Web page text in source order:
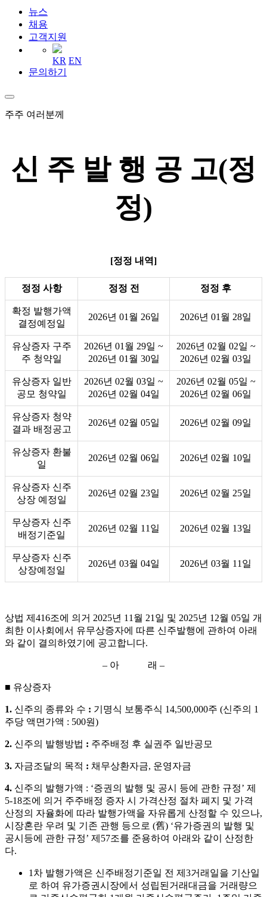
뉴스
채용
고객지원
KR EN
문의하기
주주 여러분께
신 주 발 행 공 고(정
정)
[정정 내역]
정정 사항 정정 전 정정 후
확정 발행가액
결정예정일
2026년 01월 26일 2026년 01월 28일
유상증자 구주
주 청약일
2026년 01월 29일 ~
2026년 01월 30일
2026년 02월 02일 ~
2026년 02월 03일
유상증자 일반
공모 청약일
2026년 02월 03일 ~
2026년 02월 04일
2026년 02월 05일 ~
2026년 02월 06일
유상증자 청약
결과 배정공고
2026년 02월 05일 2026년 02월 09일
유상증자 환불
일
2026년 02월 06일 2026년 02월 10일
유상증자 신주
상장 예정일
2026년 02월 23일 2026년 02월 25일
무상증자 신주
배정기준일
2026년 02월 11일 2026년 02월 13일
무상증자 신주
상장예정일
2026년 03월 04일 2026년 03월 11일
상법 제 416조에 의거 2025년 11 월 21 일 및 2025년 12월 05일 개
최한 이사회에서 유무상증자에 따른 신주발행에 관하여 아래
와 같이 결의하였기에 공고합니다.
– 아 래 –
■ 유상증자
1. 신주의 종류와 수 : 기명식 보통주식 14,500,000주 (신주의 1
주당 액면가액 : 500원)
2. 신주의 발행방법 : 주주배정 후 실권주 일반공모
3. 자금조달의 목적 : 채무상환자금, 운영자금
4. 신주의 발행가액 : ‘증권의 발행 및 공시 등에 관한 규정’ 제
5-18조에 의거 주주배정 증자 시 가격산정 절차 폐지 및 가격
산정의 자율화에 따라 발행가액을 자유롭게 산정할 수 있으나,
시장혼란 우려 및 기존 관행 등으로 (舊) ‘유가증권의 발행 및
공시등에 관한 규정’ 제 57조를 준용하여 아래와 같이 산정한
다.
1 차 발행가액은 신주배정기준일 전 제 3거래일을 기산일
로 하여 유가증권시장에서 성립된거래대금을 거래량으